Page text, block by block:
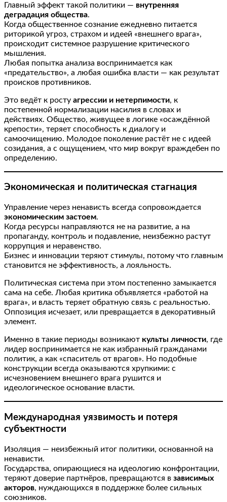
Главный эффект такой политики — внутренняя
деградация общества.
Когда общественное сознание ежедневно питается
риторикой угроз, страхом и идеей «внешнего врага»,
происходит системное разрушение критического
мышления.
Любая попытка анализа воспринимается как
«предательство», а любая ошибка власти — как результат
происков противников.
Это ведёт к росту агрессии и нетерпимости, к
постепенной нормализации насилия в словах и
действиях. Общество, живущее в логике «осаждённой
крепости», теряет способность к диалогу и
самоочищению. Молодое поколение растёт не с идеей
созидания, а с ощущением, что мир вокруг враждебен по
определению.
Экономическая и политическая стагнация
Управление через ненависть всегда сопровождается
экономическим застоем.
Когда ресурсы направляются не на развитие, а на
пропаганду, контроль и подавление, неизбежно растут
коррупция и неравенство.
Бизнес и инновации теряют стимулы, потому что главным
становится не эффективность, а лояльность.
Политическая система при этом постепенно замыкается
сама на себе. Любая критика объявляется «работой на
врага», и власть теряет обратную связь с реальностью.
Оппозиция исчезает, или превращается в декоративный
элемент.
Именно в такие периоды возникают культы личности, где
лидер воспринимается не как избранный гражданами
политик, а как «спаситель от врагов». Но подобные
конструкции всегда оказываются хрупкими: с
исчезновением внешнего врага рушится и
идеологическое основание власти.
Международная уязвимость и потеря
субъектности
Изоляция — неизбежный итог политики, основанной на
ненависти.
Государства, опирающиеся на идеологию конфронтации,
теряют доверие партнёров, превращаются в зависимых
акторов, нуждающихся в поддержке более сильных
союзников.